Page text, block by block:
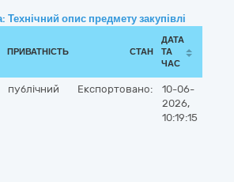
Технічний опис предмету закупівлі
ПРИВАТНІСТЬ СТАН
ДАТА
ТА
ЧАС
публічний Експортовано:
10-06-
2026,
10:19:15